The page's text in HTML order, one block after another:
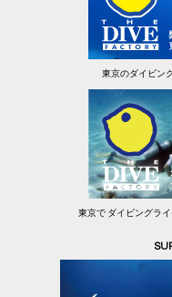
東京のダイビン
東京で ダイビングラ